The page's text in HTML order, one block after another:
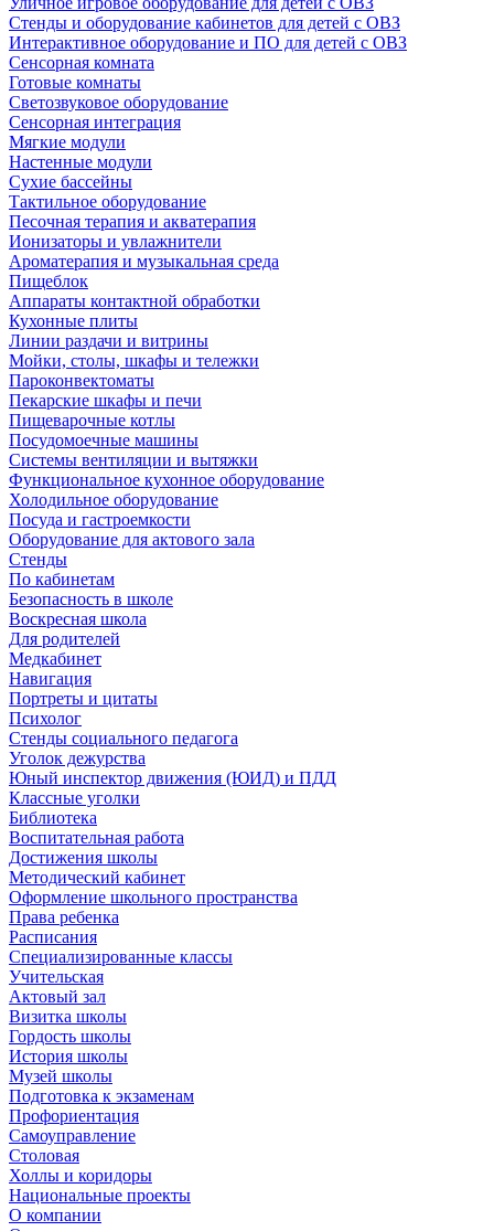
Стенды и оборудование кабинетов для детей с ОВЗ
Интерактивное оборудование и ПО для детей с ОВЗ
Сенсорная комната
Готовые комнаты
Светозвуковое оборудование
Сенсорная интеграция
Мягкие модули
Настенные модули
Сухие бассейны
Тактильное оборудование
Песочная терапия и акватерапия
Ионизаторы и увлажнители
Ароматерапия и музыкальная среда
Пищеблок
Аппараты контактной обработки
Кухонные плиты
Линии раздачи и витрины
Мойки, столы, шкафы и тележки
Пароконвектоматы
Пекарские шкафы и печи
Пищеварочные котлы
Посудомоечные машины
Системы вентиляции и вытяжки
Функциональное кухонное оборудование
Холодильное оборудование
Посуда и гастроемкости
Оборудование для актового зала
Стенды
По кабинетам
Безопасность в школе
Воскресная школа
Для родителей
Медкабинет
Навигация
Портреты и цитаты
Психолог
Стенды социального педагога
Уголок дежурства
Юный инспектор движения (ЮИД) и ПДД
Классные уголки
Библиотека
Воспитательная работа
Достижения школы
Методический кабинет
Оформление школьного пространства
Права ребенка
Расписания
Специализированные классы
Учительская
Актовый зал
Визитка школы
Гордость школы
История школы
Музей школы
Подготовка к экзаменам
Профориентация
Самоуправление
Столовая
Холлы и коридоры
Национальные проекты
О компании